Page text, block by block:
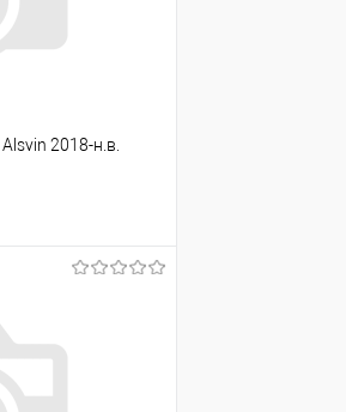
2018-н.в.
Сравнение
Под заказ